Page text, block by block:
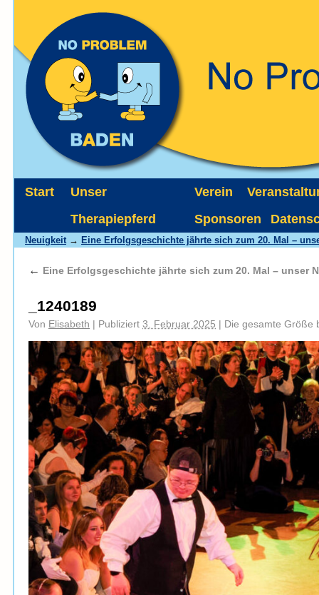
Start
Unser
Therapiepferd
Verein
Sponsoren
Neuigkeit → Eine Erfolgsgeschichte jährte sich zum 20. Mal –
← Eine Erfolgsgeschichte jährte sich zum 20. Mal – unser
_1240189
Von Elisabeth | Publiziert 3. Februar 2025 | Die gesamte Größe